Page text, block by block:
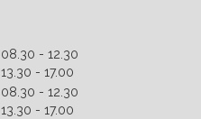
08.30 tot
- 12.30
13.30 tot
- 17.00
08.30 tot
- 12.30
13.30 tot
- 17.00